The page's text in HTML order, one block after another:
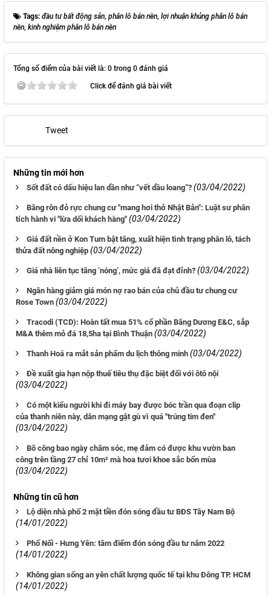
Tags: đầu tư bất động sản, phân lô bán nền, lợi nhuận khủng phân lô bán
nền, kinh nghiệm phân lô bán nền
Tổng số điểm của bài viết là: 0 trong 0 đánh giá
Click để đánh giá bài viết
Tweet
Những tin mới hơn
Sốt đất có dấu hiệu lan dần như “vết dầu loang”? (03/04/2022)
Băng rôn đỏ rực chung cư "mang hơi thở Nhật Bản": Luật sư phân
tích hành vi "lừa dối khách hàng" (03/04/2022)
Giá đất nền ở Kon Tum bật tăng, xuất hiện tình trạng phân lô, tách
thửa đất nông nghiệp (03/04/2022)
Giá nhà liên tục tăng ‘nóng’, mức giá đã đạt đỉnh? (03/04/2022)
Ngân hàng giảm giá món nợ rao bán của chủ đầu tư chung cư
Rose Town (03/04/2022)
Tracodi (TCD): Hoàn tất mua 51% cổ phần Băng Dương E&C, sắp
M&A thêm mỏ đá 18,5ha tại Bình Thuận (03/04/2022)
Thanh Hoá ra mắt sản phẩm du lịch thông minh (03/04/2022)
Đề xuất gia hạn nộp thuế tiêu thụ đặc biệt đối với ôtô nội
(03/04/2022)
Có một kiểu người khi đi máy bay được bóc trần qua đoạn clip
của thanh niên này, dân mạng gật gù vì quá "trúng tim đen"
(03/04/2022)
Bõ công bao ngày chăm sóc, mẹ đảm có được khu vườn ban
công trên tầng 27 chỉ 10m² mà hoa tươi khoe sắc bốn mùa
(03/04/2022)
Những tin cũ hơn
Lộ diện nhà phố 2 mặt tiền đón sóng đầu tư BĐS Tây Nam Bộ
(14/01/2022)
Phố Nối - Hưng Yên: tâm điểm đón sóng đầu tư năm 2022
(14/01/2022)
Không gian sống an yên chất lượng quốc tế tại khu Đông TP. HCM
(14/01/2022)